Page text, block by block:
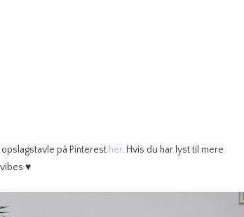
på Pinterest her. Hvis du har lyst til mere
♥